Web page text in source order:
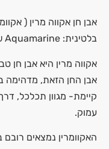
אבן חן אקווה מרין (
בלטינית: Aquamarine שפרושו “מי הים”.
אקווה מרין היא אבן חן
אבן החן הזאת, מדהימה
קיימת- מגוון תכלכל,
עמוק.
האקוומרין נמצאים